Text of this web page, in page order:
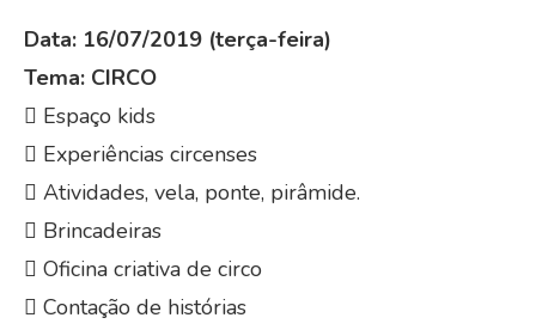
Data: 16/07/2019 (terça-feira)
Tema: CIRCO
 Espaço kids
 Experiências circenses
 Atividades, vela, ponte, pirâmide.
 Brincadeiras
 Oficina criativa de circo
 Contação de histórias